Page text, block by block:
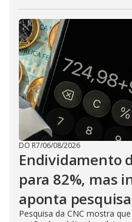
DO R7/06/08/2026
Endividamento
para 82%, mas
aponta pesquisa
Pesquisa da CNC mostra